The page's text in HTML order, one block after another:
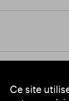
Ce site
SEGRO